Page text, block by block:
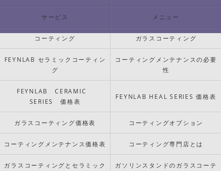
サービス メニュー
コーティング ガラスコーティング
FEYNLAB セラミックコーティン
グ
コーティングメンテナンスの必要
性
FEYNLAB CERAMIC
SERIES 価格表
FEYNLAB HEAL SERIES 価格表
ガラスコーティング価格表 コーティングオプション
コーティングメンテナンス価格表 コーティング専門店とは
ガラスコーティングとセラミック
ガソリンスタンドのガラスコーテ